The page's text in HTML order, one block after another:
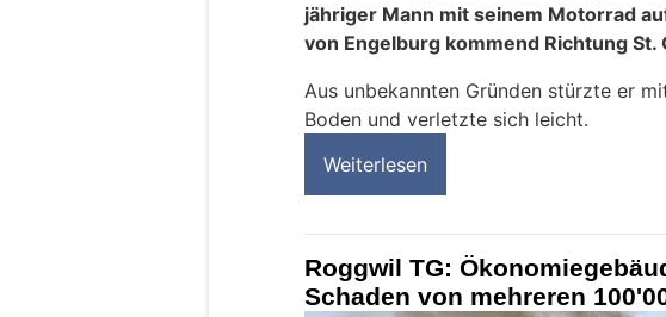
jähriger Mann mit seinem Motorrad
von Engelburg kommend Richtung St.
Aus unbekannten Gründen stürzte er
Boden und verletzte sich leicht.
Weiterlesen
Roggwil TG:
Schaden von mehreren